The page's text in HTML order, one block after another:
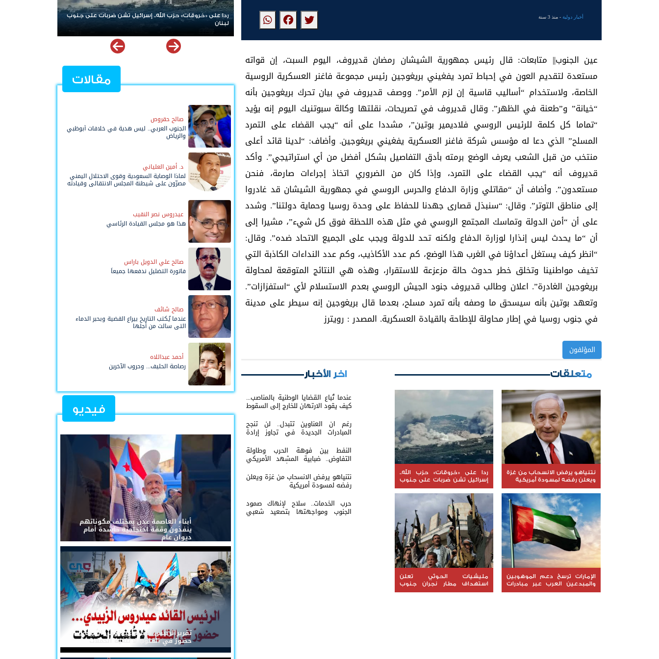
أخبار دولية- منذ 3 سنة
عين الجنوب|| متابعات: قال رئيس جمهورية الشيشان رمضان قديروف، اليوم السبت، إن قواته
مستعدة لتقديم العون في إحباط تمرد يفغيني بريغوجين رئيس مجموعة فاغنر العسكرية الروسية
الخاصة، ولاستخدام “أساليب قاسية إن لزم الأمر”. ووصف قديروف في بيان تحرك بريغوجين بأنه
“خيانة” و”طعنة في الظهر”. وقال قديروف في تصريحات، نقلتها وكالة سبوتنيك اليوم إنه يؤيد
“تماما كل كلمة للرئيس الروسي فلاديمير بوتين”، مشددا على أنه “يجب القضاء على التمرد
المسلح” الذي دعا له مؤسس شركة فاغنر العسكرية يفغيني بريغوجين. وأضاف: “لدينا قائد أعلى
منتخب من قبل الشعب يعرف الوضع برمته بأدق التفاصيل بشكل أفضل من أي استراتيجي”. وأكد
قديروف أنه “يجب القضاء على التمرد، وإذا كان من الضروري اتخاذ إجراءات صارمة، فنحن
مستعدون”. وأضاف أن “مقاتلي وزارة الدفاع والحرس الروسي في جمهورية الشيشان قد غادروا
إلى مناطق التوتر”. وقال: “سنبذل قصارى جهدنا للحفاظ على وحدة روسيا وحماية دولتنا”. وشدد
على أن “أمن الدولة وتماسك المجتمع الروسي في مثل هذه اللحظة فوق كل شيء”، مشيرا إلى
أن “ما يحدث ليس إنذارا لوزارة الدفاع ولكنه تحد للدولة ويجب على الجميع الاتحاد ضده”. وقال:
“انظر كيف يستغل أعداؤنا في الغرب هذا الوضع، كم عدد الأكاذيب، وكم عدد النداءات الكاذبة التي
تخيف مواطنينا وتخلق خطر حدوث حالة مزعزعة للاستقرار، وهذه هي النتائج المتوقعة لمحاولة
بريغوجين الغادرة”. اعلان وطالب قديروف جنود الجيش الروسي بعدم الاستسلام لأي “استفزازات”.
وتعهد بوتين بأنه سيسحق ما وصفه بأنه تمرد مسلح، بعدما قال بريغوجين إنه سيطر على مدينة
في جنوب روسيا في إطار محاولة للإطاحة بالقيادة العسكرية. المصدر : رويترز
المؤلفون
متعلقات
نتنياهو يرفض الانسحاب من غزة
ويعلن رفضه لمسودة أمريكية
ردا على «خروقات» حزب الله..
إسرائيل تشن ضربات على جنوب
لبنان
الإمارات ترسخ دعم الموهوبين
والمبدعين العرب عبر مبادرات
مليشيات الحوثي تعلن
استهداف مطار نجران جنوب
اخر الأخبار
عندما تُباع القضايا الوطنية بالمناصب...
كيف يقود الارتهان للخارج إلى السقوط
رغم ان العناوين تتبدل.. لن تنجح
المبادرات الجديدة في تجاوز إرادة
النفط بين فوهة الحرب وطاولة
التفاوض.. ضبابية المشهد الأمريكي
الإيراني تعيد إشعال أسواق الطاقة
العالمية
نتنياهو يرفض الانسحاب من غزة ويعلن
رفضه لمسودة أمريكية
حرب الخدمات.. سلاح لإنهاك صمود
الجنوب ومواجهتها بتصعيد شعبي
ردا على «خروقات» حزب الله.. إسرائيل تشن ضربات على جنوب
لبنان
مقالات
صالح حقروص
الجنوب العربي.. ليس هدية في خلافات أبوظبي
والرياض
د. أمين العلياني
لماذا الوصاية السعودية وقوى الاحتلال اليمني
مصرّون على شيطنة المجلس الانتقالي وقيادته
عيدروس نصر النقيب
هذا هو مجلس القيادة الرئاسي
صالح علي الدويل باراس
فاتورة التضليل ندفعها جميعاً
صالح شائف
عندما يُكتب التاريخ بيراع القضية وبحبر الدماء
التي سالت من أجلها
أحمد عبداللاه
رصاصة الحليف... وحروب الآخرين
فيديو
أبناء العاصمة عدن بمختلف مكوناتهم
ينفذون وقفة احتجاجية حاشدة أمام
ديوان عام
تقريرالرئيس القائد عيدروس الزُبيدي...
حضورٌ في القلوب لا تُلغيه الحملات